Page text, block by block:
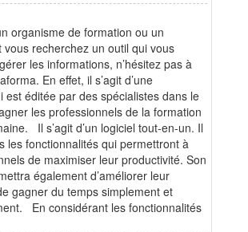
organisme de formation ou un
vous recherchez un outil qui vous
les informations, n’hésitez pas à
En effet, il s’agit d’une
est éditée par des spécialistes dans le
les professionnels de la formation
Il s’agit d’un logiciel tout-en-un. Il
les fonctionnalités qui permettront à
de maximiser leur productivité. Son
également d’améliorer leur
gagner du temps simplement et
En considérant les fonctionnalités